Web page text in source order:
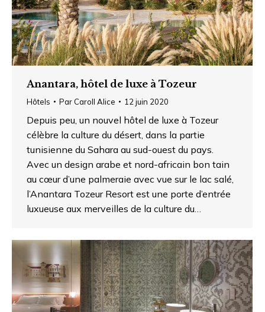
Anantara, hôtel de luxe à Tozeur
Hôtels Par Caroll Alice 12 juin 2020
Depuis peu, un nouvel hôtel de luxe à Tozeur
célèbre la culture du désert, dans la partie
tunisienne du Sahara au sud-ouest du pays.
Avec un design arabe et nord-africain bon tain
au cœur d’une palmeraie avec vue sur le lac salé,
l’Anantara Tozeur Resort est une porte d’entrée
luxueuse aux merveilles de la culture du…